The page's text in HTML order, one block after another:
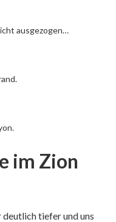
ausgezogen…
im Zion
tiefer und uns